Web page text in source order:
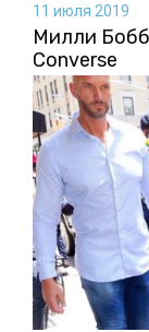
11 июля 2019
Милли
Converse